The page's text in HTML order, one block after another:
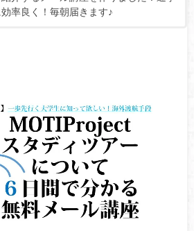
率良く！毎朝届きます♪